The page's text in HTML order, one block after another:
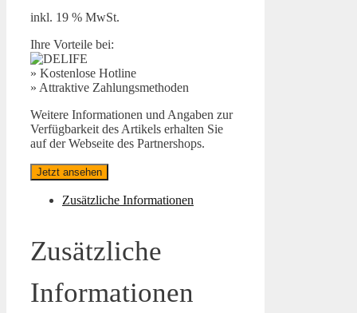
inkl. 19 % MwSt.
Ihre Vorteile bei:
» Kostenlose Hotline
» Attraktive Zahlungsmethoden
Weitere Informationen und Angaben zur
Verfügbarkeit des Artikels erhalten Sie
auf der Webseite des Partnershops.
Jetzt ansehen
Zusätzliche Informationen
Zusätzliche
Informationen